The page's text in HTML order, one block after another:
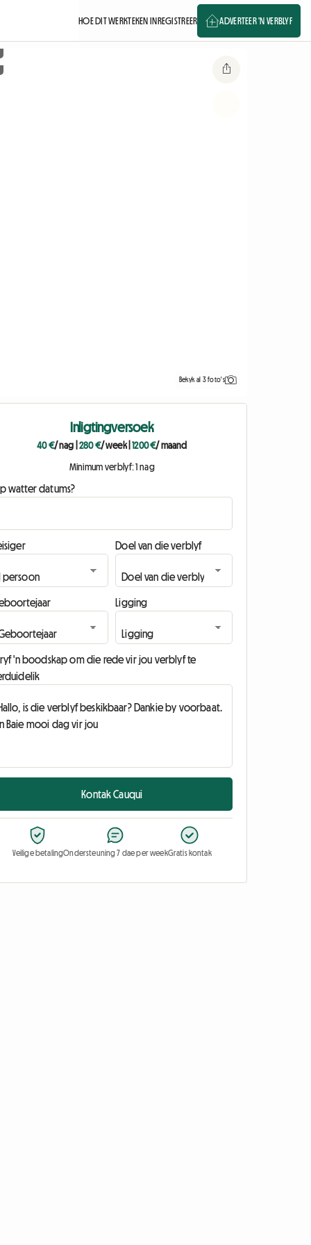
HOE DIT WERKTEKEN INREGISTREER ADVERTEER 'N VERBLYF
Bekyk al 3 foto's
Inligtingversoek
40 €/ nag |280 €/ week|1200 €/ maand
Minimum verblyf: 1 nag
watter datums?
Doel van die verblyf
Ligging
'n boodskap om die rede vir jou verblyf te
Kontak Cauqui
Veilige betalingOndersteuning 7 dae per weekGratis kontak